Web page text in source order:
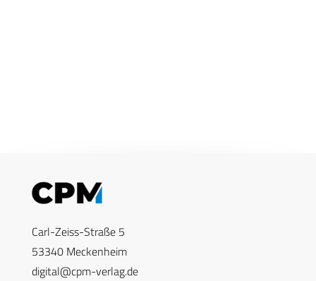
Carl-Zeiss-Straße 5
53340 Meckenheim
digital@cpm-verlag.de